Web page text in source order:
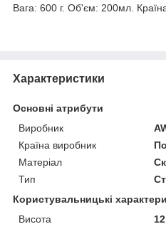
Вага: 600 г. Об'єм: 200мл.
Характеристики
Основні атрибути
Виробник
Країна виробник
Матеріал
Тип
Користувальницькі
Висота